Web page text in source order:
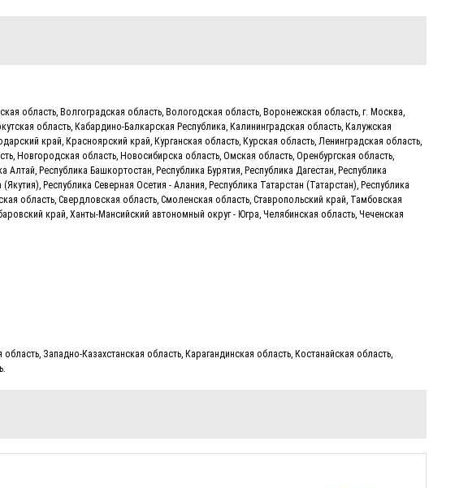
область, Волгоградская область, Вологодская область, Воронежская область, г. Москва,
область, Кабардино-Балкарская Республика, Калининградская область, Калужская
край, Красноярский край, Курганская область, Курская область, Ленинградская область,
Новгородская область, Новосибирска область, Омская область, Оренбургская область,
Республика Башкортостан, Республика Бурятия, Республика Дагестан, Республика
Республика Северная Осетия - Алания, Республика Татарстан (Татарстан), Республика
область, Свердловская область, Смоленская область, Ставропольский край, Тамбовская
край, Ханты-Мансийский автономный округ - Югра, Челябинская область, Чеченская
Западно-Казахстанская область, Карагандинская область, Костанайская область,